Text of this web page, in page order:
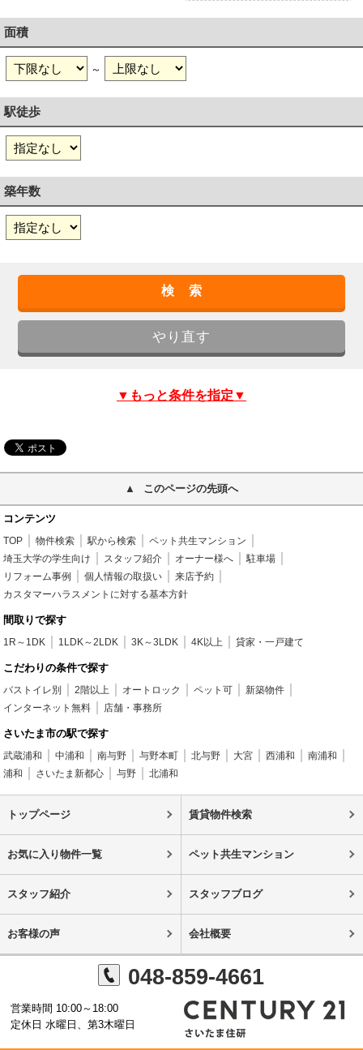
面積
～
駅徒歩
築年数
▼もっと条件を指定▼
このページの先頭へ
コンテンツ
TOP 物件検索 駅から検索
ペット共生マンション
埼玉大学の学生向け
スタッフ紹介 オーナー様へ
駐車場
リフォーム事例
個人情報の取扱い
来店予約
カスタマーハラスメントに対する基本方針
間取りで探す
1R～1DK 1LDK～2LDK 3K～3LDK 4K以上 貸家・一戸建て
こだわりの条件で探す
バストイレ別 2階以上 オートロック ペット可
新築物件
インターネット無料
店舗・事務所
さいたま市の駅で探す
武蔵浦和 中浦和 南与野 与野本町 北与野 大宮 西浦和
南浦和
浦和
さいたま新都心 与野 北浦和
トップページ 賃貸物件検索
お気に入り物件一覧 ペット共生マンション
スタッフ紹介 スタッフブログ
お客様の声 会社概要
048-859-4661
営業時間 10:00～18:00
定休日 水曜日、第3木曜日